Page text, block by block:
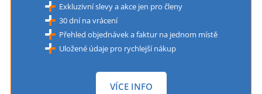
Exkluzivní slevy a akce jen pro členy
30 dní na vrácení
Přehled objednávek a faktur na jednom místě
Uložené údaje pro rychlejší nákup
VÍCE INFO